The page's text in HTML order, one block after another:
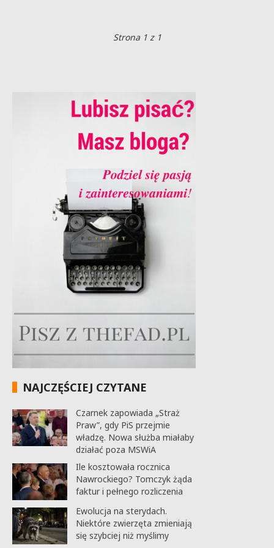
Strona 1 z 1
NAJCZĘŚCIEJ CZYTANE
Czarnek zapowiada „Straż
Praw”, gdy PiS przejmie
władzę. Nowa służba miałaby
działać poza MSWiA
Ile kosztowała rocznica
Nawrockiego? Tomczyk żąda
faktur i pełnego rozliczenia
Ewolucja na sterydach.
Niektóre zwierzęta zmieniają
się szybciej niż myślimy